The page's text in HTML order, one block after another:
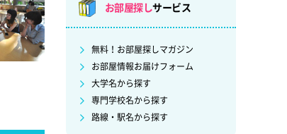
お部屋探しサービス
無料！お部屋探しマガジン
お部屋情報お届けフォーム
大学名から探す
専門学校名から探す
路線・駅名から探す